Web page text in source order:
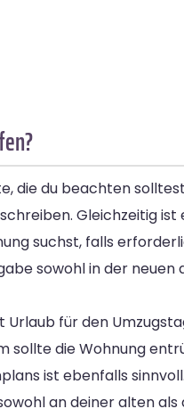
die du beachten
Gleichzeitig ist
suchst, falls
sowohl in der neuen
Urlaub für den
sollte die Wohnung
ist ebenfalls
an deiner alten als